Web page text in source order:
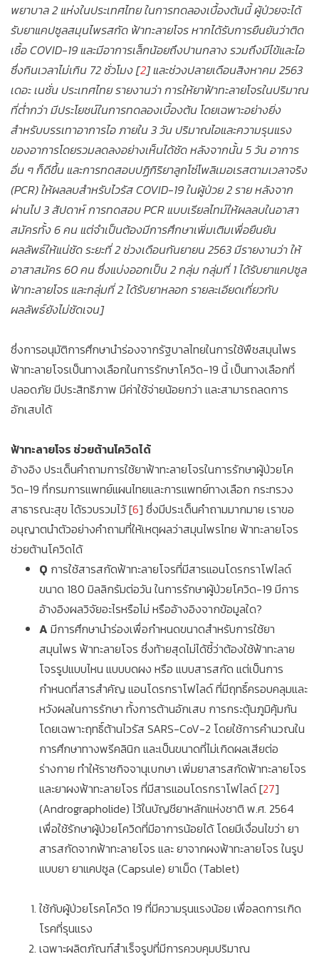
พยาบาล 2 แห่งในประเทศไทย ในการทดลองเบื้องต้นนี้ ผู้ป่วยจะได้
รับยาแคปซูลสมุนไพรสกัด ฟ้าทะลายโจร หากได้รับการยืนยันว่าติด
เชื้อ COVID-19 และมีอาการเล็กน้อยถึงปานกลาง รวมถึงมีไข้และไอ
ซึ่งกินเวลาไม่เกิน 72 ชั่วโมง [2] และช่วงปลายเดือนสิงหาคม 2563
เดอะ เนชั่น ประเทศไทย รายงานว่า การให้ยาฟ้าทะลายโจรในปริมาณ
ที่ต่ำกว่า มีประโยชน์ในการทดลองเบื้องต้น โดยเฉพาะอย่างยิ่ง
สำหรับบรรเทาอาการไอ ภายใน 3 วัน ปริมาณไอและความรุนแรง
ของอาการโดยรวมลดลงอย่างเห็นได้ชัด หลังจากนั้น 5 วัน อาการ
อื่น ๆ ก็ดีขึ้น และการทดสอบปฏิกิริยาลูกโซ่โพลิเมอเรสตามเวลาจริง
(PCR) ให้ผลลบสำหรับไวรัส COVID-19 ในผู้ป่วย 2 ราย หลังจาก
ผ่านไป 3 สัปดาห์ การทดสอบ PCR แบบเรียลไทม์ให้ผลลบในอาสา
สมัครทั้ง 6 คน แต่จำเป็นต้องมีการศึกษาเพิ่มเติมเพื่อยืนยัน
ผลลัพธ์ให้แน่ชัด ระยะที่ 2 ช่วงเดือนกันยายน 2563 มีรายงานว่า ให้
อาสาสมัคร 60 คน ซึ่งแบ่งออกเป็น 2 กลุ่ม กลุ่มที่ 1 ได้รับยาแคปซูล
ฟ้าทะลายโจร และกลุ่มที่ 2 ได้รับยาหลอก รายละเอียดเกี่ยวกับ
ผลลัพธ์ยังไม่ชัดเจน]
ซึ่งการอนุมัติการศึกษานำร่องจากรัฐบาลไทยในการใช้พืชสมุนไพร
ฟ้าทะลายโจรเป็นทางเลือกในการรักษาโควิด-19 นี้ เป็นทางเลือกที่
ปลอดภัย มีประสิทธิภาพ มีค่าใช้จ่ายน้อยกว่า และสามารถลดการ
อักเสบได้
ฟ้าทะลายโจร ช่วยต้านโควิดได้
อ้างอิง ประเด็นคำถามการใช้ยาฟ้าทะลายโจรในการรักษาผู้ป่วยโค
วิด-19 ที่กรมการแพทย์แผนไทยและการแพทย์ทางเลือก กระทรวง
สาธารณะสุข ได้รวบรวมไว้ [6] ซึ่งมีประเด็นคำถามมากมาย เราขอ
อนุญาตนำตัวอย่างคำถามที่ให้เหตุผลว่าสมุนไพรไทย ฟ้าทะลายโจร
ช่วยต้านโควิดได้
Q การใช้สารสกัดฟ้าทะลายโจรที่มีสารแอนโดรกราโฟไลด์
ขนาด 180 มิลลิกรัมต่อวัน ในการรักษาผู้ป่วยโควิด-19 มีการ
อ้างอิงผลวิจัยอะไรหรือไม่ หรืออ้างอิงจากข้อมูลใด?
A มีการศึกษานำร่องเพื่อกำหนดขนาดสำหรับการใช้ยา
สมุนไพร ฟ้าทะลายโจร ซึ่งท้ายสุดไม่ได้ชี้ว่าต้องใช้ฟ้าทะลาย
โจรรูปแบบไหน แบบบดผง หรือ แบบสารสกัด แต่เป็นการ
กำหนดที่สารสำคัญ แอนโดรกราโฟไลด์ ที่มีฤทธิ์ครอบคลุมและ
หวังผลในการรักษา ทั้งการต้านอักเสบ การกระตุ้นภูมิคุ้มกัน
โดยเฉพาะฤทธิ์ต้านไวรัส SARS-CoV-2 โดยใช้การคำนวณใน
การศึกษาทางพรีคลินิก และเป็นขนาดที่ไม่เกิดผลเสียต่อ
ร่างกาย ทำให้ราชกิจจานุเบกษา เพิ่มยาสารสกัดฟ้าทะลายโจร
และยาผงฟ้าทะลายโจร ที่มีสารแอนโดรกราโฟไลด์ [27]
(Andrographolide) ไว้ในบัญชียาหลักแห่งชาติ พ.ศ. 2564
เพื่อใช้รักษาผู้ป่วยโควิดที่มีอาการน้อยได้ โดยมีเงื่อนไขว่า ยา
สารสกัดจากฟ้าทะลายโจร และ ยาจากผงฟ้าทะลายโจร ในรูป
แบบยา ยาแคปซูล (Capsule) ยาเม็ด (Tablet)
ใช้กับผู้ป่วยโรคโควิด 19 ที่มีความรุนแรงน้อย เพื่อลดการเกิด
โรคที่รุนแรง
เฉพาะผลิตภัณฑ์สำเร็จรูปที่มีการควบคุมปริมาณ